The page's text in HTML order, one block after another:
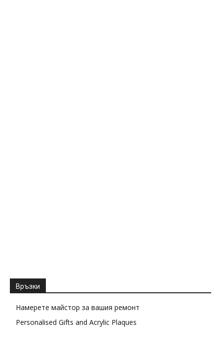
Връзки
Намерете майстор за вашия ремонт
Personalised Gifts and Acrylic Plaques